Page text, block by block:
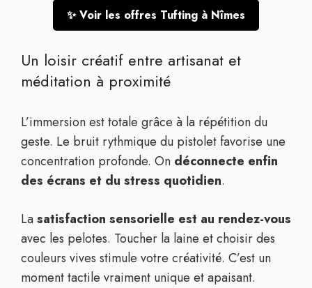
✨ Voir les offres Tufting à Nîmes
Un loisir créatif entre artisanat et
méditation à proximité
L’immersion est totale grâce à la répétition du
geste. Le bruit rythmique du pistolet favorise une
concentration profonde. On déconnecte enfin
des écrans et du stress quotidien.
Lasatisfaction sensorielle est au rendez-vous
avec les pelotes. Toucher la laine et choisir des
couleurs vives stimule votre créativité. C’est un
moment tactile vraiment unique et apaisant.